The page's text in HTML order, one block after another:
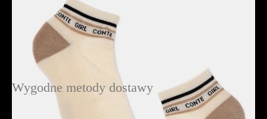
Wygodne metody dostawy